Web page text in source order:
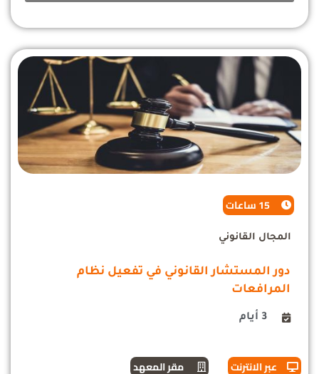
15 ساعات
المجال القانوني
دور المستشار القانوني في تفعيل نظام
المرافعات
3 أيام
عبر الانترنت مقر المعهد